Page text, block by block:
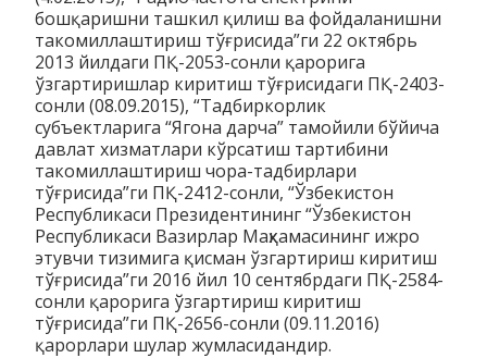
бошқаришни ташкил қилиш ва фойдаланишни
такомиллаштириш тўғрисида”ги 22 октябрь
2013 йилдаги ПҚ-2053-сонли қарорига
ўзгартиришлар киритиш тўғрисидаги ПҚ-2403-
сонли (08.09.2015), “Тадбиркорлик
субъектларига “Ягона дарча” тамойили бўйича
давлат хизматлари кўрсатиш тартибини
такомиллаштириш чора-тадбирлари
тўғрисида”ги ПҚ-2412-сонли, “Ўзбекистон
Республикаси Президентининг “Ўзбекистон
Республикаси Вазирлар Маҳкамасининг ижро
этувчи тизимига қисман ўзгартириш киритиш
тўғрисида”ги 2016 йил 10 сентябрдаги ПҚ-2584-
сонли қарорига ўзгартириш киритиш
тўғрисида”ги ПҚ-2656-сонли (09.11.2016)
қарорлари шулар жумласидандир.